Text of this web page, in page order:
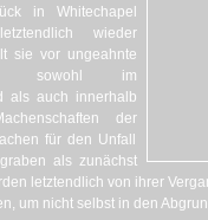
in Whitechapel
wieder
sie vor ungeahnte
sowohl im
als auch innerhalb
der
für den Unfall
als zunächst
letztendlich von ihrer
um nicht selbst in den